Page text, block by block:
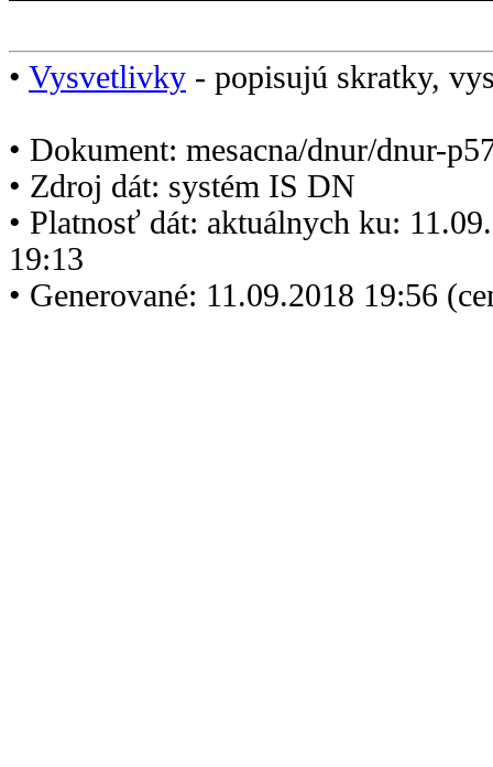
• Vysvetlivky - popisujú skratky,
• Dokument: mesacna/dnur/dnur-
• Zdroj dát: systém IS DN
• Platnosť dát: aktuálnych ku:
19:13
• Generované: 11.09.2018 19:56